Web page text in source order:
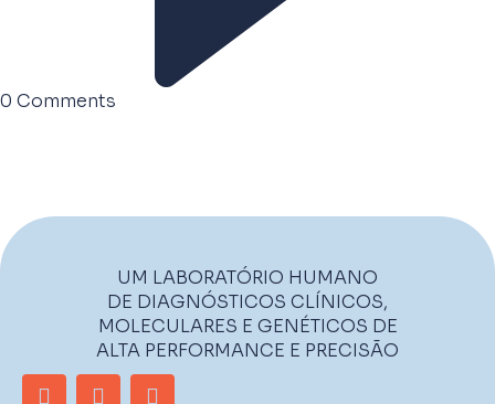
0 Comments
UM LABORATÓRIO HUMANO
DE DIAGNÓSTICOS CLÍNICOS,
MOLECULARES E GENÉTICOS DE
ALTA PERFORMANCE E PRECISÃO